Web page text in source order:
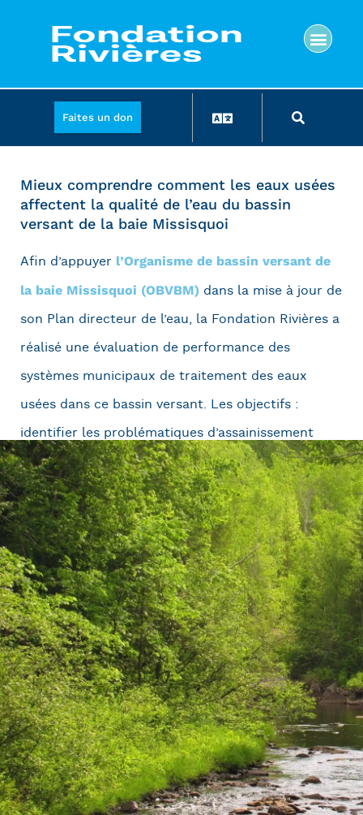
Faites un don
Mieux comprendre comment les eaux usées
affectent la qualité de l’eau du bassin
versant de la baie Missisquoi
Afin d’appuyer l’Organisme de bassin versant de
la baie Missisquoi (OBVBM) dans la mise à jour de
son Plan directeur de l’eau, la Fondation Rivières a
réalisé une évaluation de performance des
systèmes municipaux de traitement des eaux
usées dans ce bassin versant. Les objectifs :
identifier les problématiques d’assainissement
entre 2014 et 2018 et produire un rapport
synthèse destiné aux décideurs municipaux, aux
groupes d’intérêt et au public. Du soutien a aussi
été apporté afin de cibler des lieux d’interventions
pour un projet de mise en place d’infrastructures
vertes.